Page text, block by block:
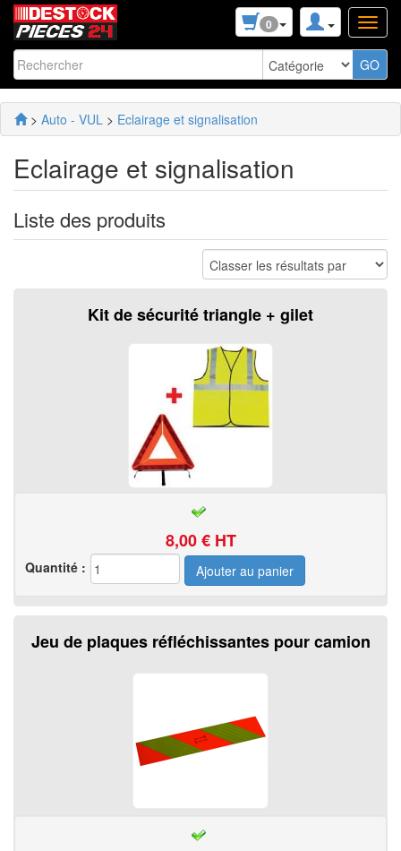
0
> Auto - VUL > Eclairage et signalisation
Eclairage et signalisation
Liste des produits
Kit de sécurité triangle + gilet
8,00€ HT
Quantité :
Jeu de plaques réfléchissantes pour camion